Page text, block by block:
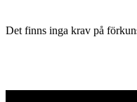
Det finns inga krav på